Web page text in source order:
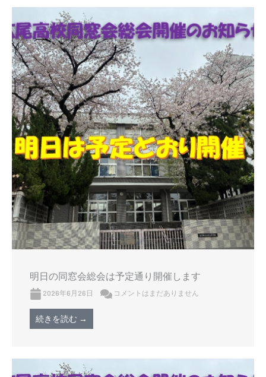
明日の同窓会総会は予定通り開催します
2026年6月26日 コメントはまだありません
続きを読む →